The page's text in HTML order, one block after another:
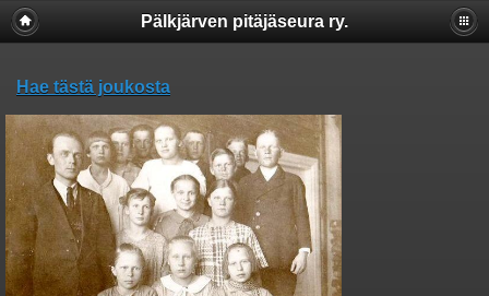
Pälkjärven pitäjäseura ry.
Hae tästä joukosta